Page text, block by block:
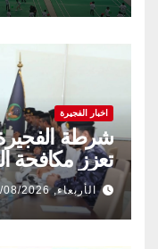
اخبار الفجيرة
شرطة
تعزز مكافحة
الأربعاء, 05/08/2026